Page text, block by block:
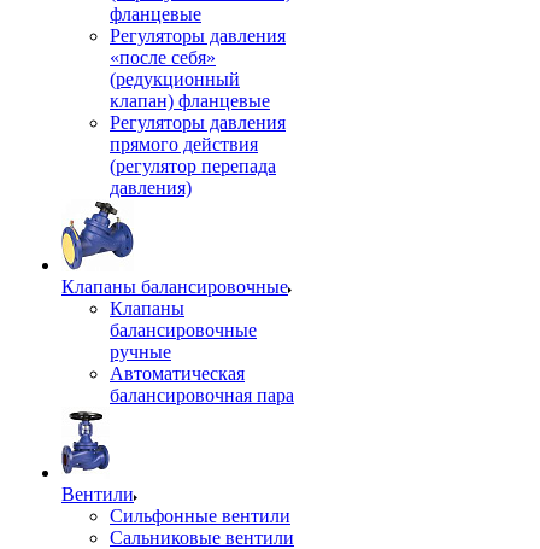
фланцевые
Регуляторы давления
«после себя»
(редукционный
клапан) фланцевые
Регуляторы давления
прямого действия
(регулятор перепада
давления)
Клапаны балансировочные
Клапаны
балансировочные
ручные
Автоматическая
балансировочная пара
Вентили
Сильфонные вентили
Сальниковые вентили